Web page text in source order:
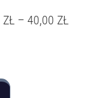
ZŁ – 40,00 ZŁ